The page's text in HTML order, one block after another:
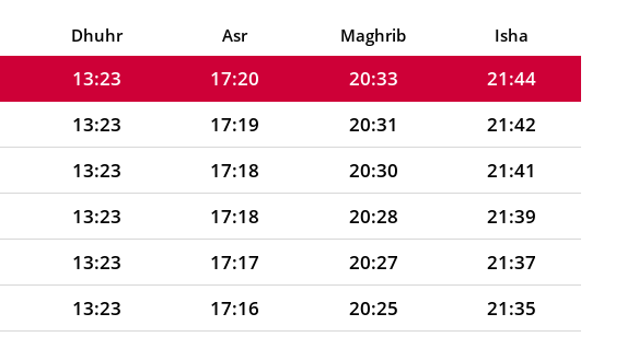
Dhuhr Asr Maghrib Isha
13:23 17:20 20:34
21:46
13:23 17:20 20:33
21:44
13:23 17:19 20:31
21:42
13:23 17:18 20:30
21:41
13:23 17:18 20:28
21:39
13:23 17:17 20:27
21:37
13:23 17:16 20:25
21:35